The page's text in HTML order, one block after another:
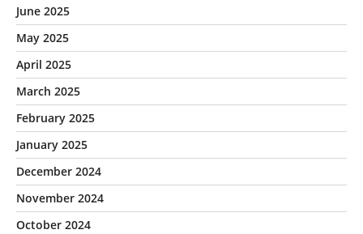
June 2025
May 2025
April 2025
March 2025
February 2025
January 2025
December 2024
November 2024
October 2024